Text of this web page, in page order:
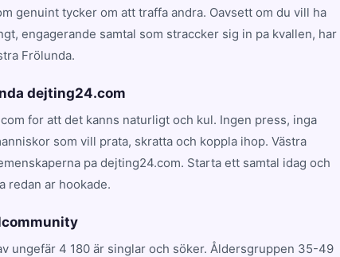
genuint tycker om att traffa andra. Oavsett om du vill ha
engagerande samtal som straccker sig in pa kvallen, har
Frölunda.
dejting24.com
for att det kanns naturligt och kul. Ingen press, inga
som vill prata, skratta och koppla ihop. Västra
pa dejting24.com. Starta ett samtal idag och
redan ar hookade.
ungefär 4 180 är singlar och söker. Åldersgruppen 35-49